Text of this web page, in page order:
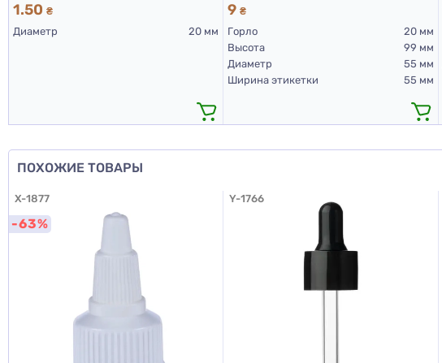
1.50 ₴
Диаметр 20 мм
9₴
Горло
20 мм
Высота
99 мм
Диаметр
55 мм
Ширина этикетки
55 мм
ПОХОЖИЕ ТОВАРЫ
X-1877
-63%
Y-1766